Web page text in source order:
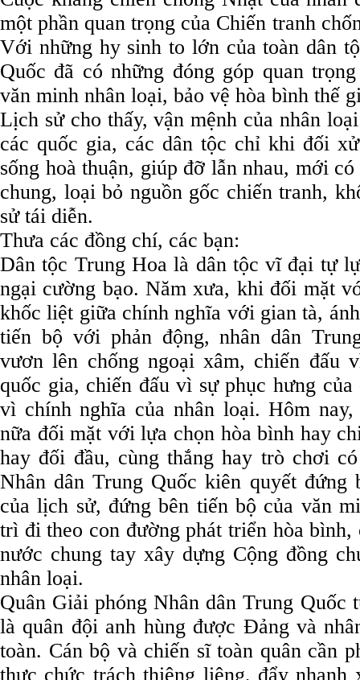
một phần quan trọng của Chiến tranh
Với những hy sinh to lớn của toàn dân
Quốc đã có những đóng góp quan
văn minh nhân loại, bảo vệ hòa bình thế
Lịch sử cho thấy, vận mệnh của nhân
các quốc gia, các dân tộc chỉ khi đối
sống hoà thuận, giúp đỡ lẫn nhau, mới
chung, loại bỏ nguồn gốc chiến tranh,
sử tái diễn.
Thưa các đồng chí, các bạn:
Dân tộc Trung Hoa là dân tộc vĩ đại tự
ngại cường bạo. Năm xưa, khi đối mặt
khốc liệt giữa chính nghĩa với gian tà,
tiến bộ với phản động, nhân dân
vươn lên chống ngoại xâm, chiến đấu
quốc gia, chiến đấu vì sự phục hưng
vì chính nghĩa của nhân loại. Hôm
nữa đối mặt với lựa chọn hòa bình hay
hay đối đầu, cùng thắng hay trò chơi
Nhân dân Trung Quốc kiên quyết đứng
của lịch sử, đứng bên tiến bộ của văn
trì đi theo con đường phát triển hòa bình,
nước chung tay xây dựng Cộng đồng
nhân loại.
Quân Giải phóng Nhân dân Trung Quốc
là quân đội anh hùng được Đảng và
toàn. Cán bộ và chiến sĩ toàn quân cần
thực chức trách thiêng liêng, đẩy nhanh